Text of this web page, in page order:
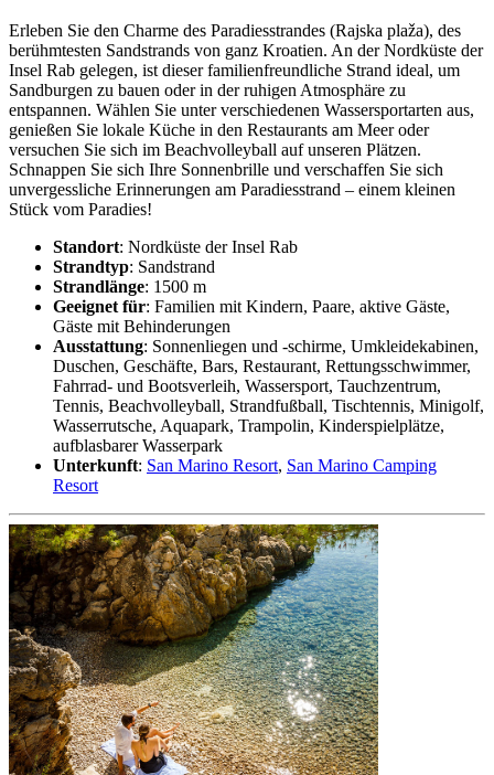
Erleben Sie den Charme des Paradiesstrandes (Rajska plaža), des
berühmtesten Sandstrands von ganz Kroatien. An der Nordküste der
Insel Rab gelegen, ist dieser familienfreundliche Strand ideal, um
Sandburgen zu bauen oder in der ruhigen Atmosphäre zu
entspannen. Wählen Sie unter verschiedenen Wassersportarten aus,
genießen Sie lokale Küche in den Restaurants am Meer oder
versuchen Sie sich im Beachvolleyball auf unseren Plätzen.
Schnappen Sie sich Ihre Sonnenbrille und verschaffen Sie sich
unvergessliche Erinnerungen am Paradiesstrand – einem kleinen
Stück vom Paradies!
Standort: Nordküste der Insel Rab
Strandtyp: Sandstrand
Strandlänge: 1500 m
Geeignet für: Familien mit Kindern, Paare, aktive Gäste,
Gäste mit Behinderungen
Ausstattung: Sonnenliegen und -schirme, Umkleidekabinen,
Duschen, Geschäfte, Bars, Restaurant, Rettungsschwimmer,
Fahrrad- und Bootsverleih, Wassersport, Tauchzentrum,
Tennis, Beachvolleyball, Strandfußball, Tischtennis, Minigolf,
Wasserrutsche, Aquapark, Trampolin, Kinderspielplätze,
aufblasbarer Wasserpark
Unterkunft: San Marino Resort, San Marino Camping
Resort